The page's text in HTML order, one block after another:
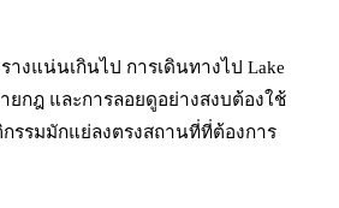
งแน่นเกินไป การเดินทางไป Lake
ยกฎ และการลอยดูอย่างสงบต้องใช้
กรรมมักแย่ลงตรงสถานที่ที่ต้องการ